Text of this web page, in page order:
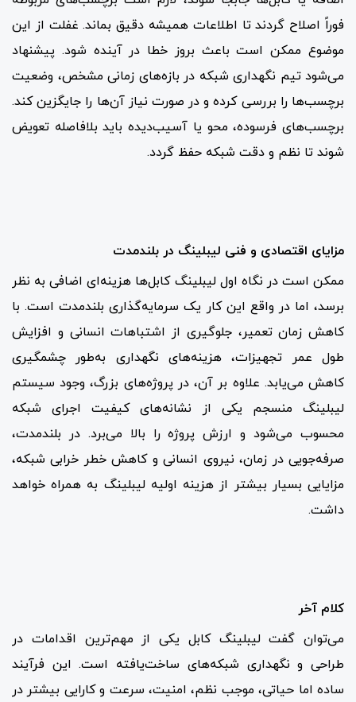
فوراً اصلاح گردند تا اطلاعات همیشه دقیق بماند. غفلت از این
موضوع ممکن است باعث بروز خطا در آینده شود. پیشنهاد
می‌شود تیم نگهداری شبکه در بازه‌های زمانی مشخص، وضعیت
برچسب‌ها را بررسی کرده و در صورت نیاز آن‌ها را جایگزین کند.
برچسب‌های فرسوده، محو یا آسیب‌دیده باید بلافاصله تعویض
شوند تا نظم و دقت شبکه حفظ گردد.
مزایای اقتصادی و فنی لیبلینگ در بلندمدت
ممکن است در نگاه اول لیبلینگ کابل‌ها هزینه‌ای اضافی به نظر
برسد، اما در واقع این کار یک سرمایه‌گذاری بلندمدت است. با
کاهش زمان تعمیر، جلوگیری از اشتباهات انسانی و افزایش
طول عمر تجهیزات، هزینه‌های نگهداری به‌طور چشمگیری
کاهش می‌یابد. علاوه بر آن، در پروژه‌های بزرگ، وجود سیستم
لیبلینگ منسجم یکی از نشانه‌های کیفیت اجرای شبکه
محسوب می‌شود و ارزش پروژه را بالا می‌برد. در بلندمدت،
صرفه‌جویی در زمان، نیروی انسانی و کاهش خطر خرابی شبکه،
مزایایی بسیار بیشتر از هزینه اولیه لیبلینگ به همراه خواهد
داشت.
کلام آخر
می‌توان گفت لیبلینگ کابل یکی از مهم‌ترین اقدامات در
طراحی و نگهداری شبکه‌های ساخت‌یافته است. این فرآیند
ساده اما حیاتی، موجب نظم، امنیت، سرعت و کارایی بیشتر در